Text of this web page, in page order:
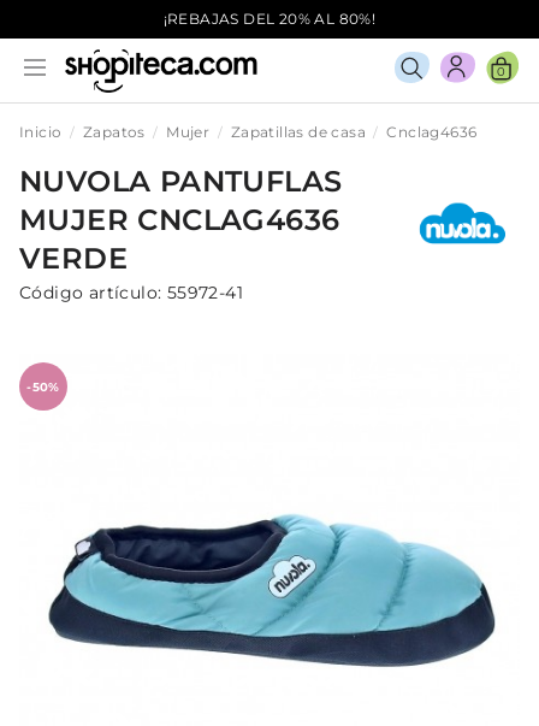
¡REBAJAS DEL 20% AL 80%!
0
Inicio Zapatos Mujer Zapatillas de casa Cnclag4636
NUVOLA PANTUFLAS
MUJER CNCLAG4636
VERDE
Código artículo: 55972-41
-50%